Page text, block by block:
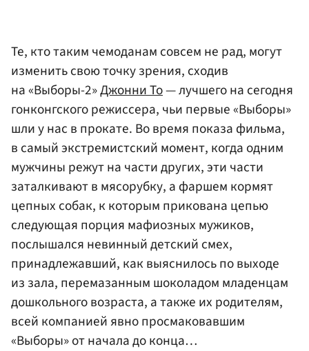
Те, кто таким чемоданам совсем не рад, могут
изменить свою точку зрения, сходив
на «Выборы-2»Джонни То— лучшего на сегодня
гонконгского режиссера, чьи первые «Выборы»
шли у нас в прокате. Во время показа фильма,
в самый экстремистский момент, когда одним
мужчины режут на части других, эти части
заталкивают в мясорубку, а фаршем кормят
цепных собак, к которым прикована цепью
следующая порция мафиозных мужиков,
послышался невинный детский смех,
принадлежавший, как выяснилось по выходе
из зала, перемазанным шоколадом младенцам
дошкольного возраста, а также их родителям,
всей компанией явно просмаковавшим
«Выборы» от начала до конца…